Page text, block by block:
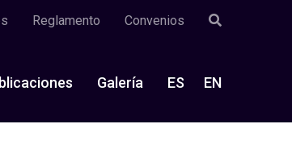
Reglamento Convenios
Galería ES EN